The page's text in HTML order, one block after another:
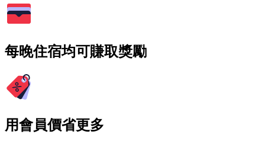
每晚住宿均可賺取獎勵
用會員價省更多